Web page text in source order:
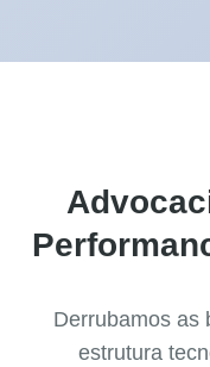
Derrubamos as
estrutura